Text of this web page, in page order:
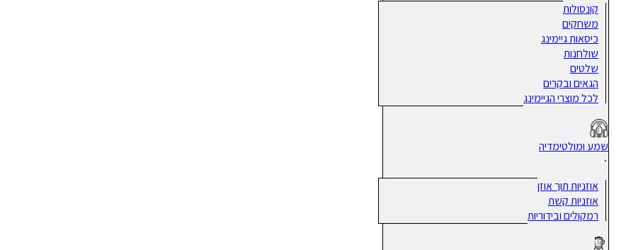
קונסולות
משחקים
כיסאות גיימינג
שולחנות
שלטים
הגאים ובקרים
לכל מוצרי הגיימינג
שמע ומולטימדיה
אוזניות תוך אוזן
אוזניות קשת
רמקולים ובידוריות